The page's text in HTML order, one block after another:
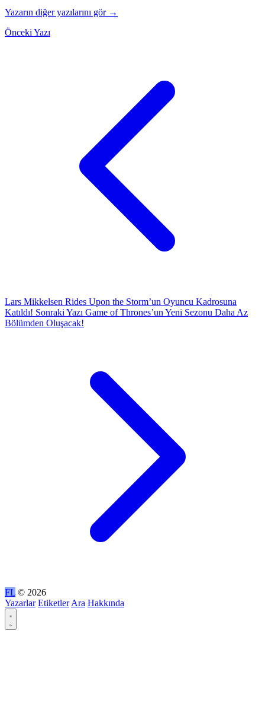
Yazarın diğer yazılarını gör →
Önceki Yazı
Lars Mikkelsen Rides Upon the Storm’un Oyuncu Kadrosuna
Katıldı! Sonraki Yazı Game of Thrones’un Yeni Sezonu Daha Az
Bölümden Oluşacak!
FL © 2026
Yazarlar Etiketler Ara Hakkında